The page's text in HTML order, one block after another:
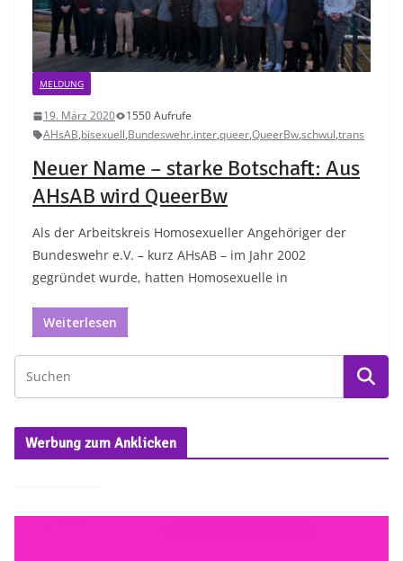
MELDUNG
19. März 2020
1550 Aufrufe
AHsAB,bisexuell,Bundeswehr,inter,queer,QueerBw,schwul,trans
Neuer Name – starke Botschaft: Aus
AHsAB wird QueerBw
Als der Arbeitskreis Homosexueller Angehöriger der
Bundeswehr e.V. – kurz AHsAB – im Jahr 2002
gegründet wurde, hatten Homosexuelle in
Weiterlesen
Werbung zum Anklicken